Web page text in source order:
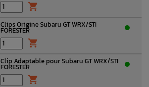

Clips Origine Subaru GT WRX/STI
FORESTER

Clip Adaptable pour Subaru GT WRX/STI
FORESTER
